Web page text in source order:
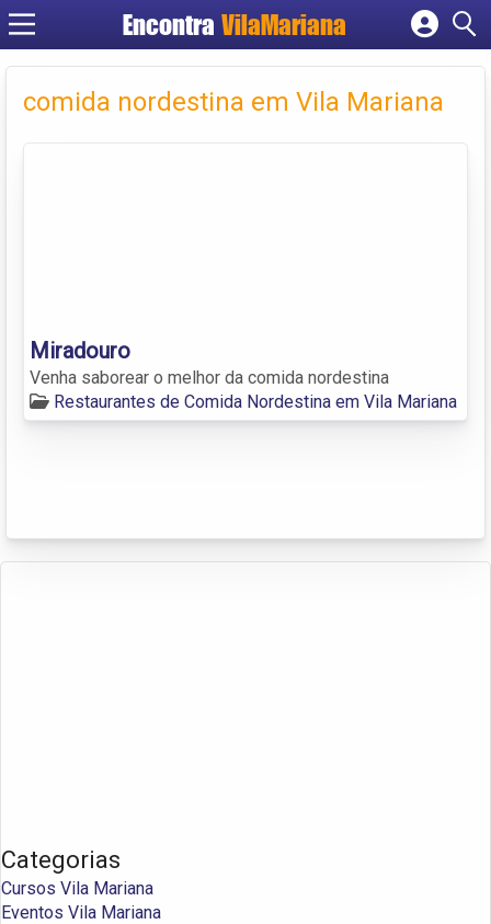
EncontraVilaMariana
Cadastrar empresa
Criar conta
comida nordestina em Vila Mariana
Miradouro
Venha saborear o melhor da comida nordestina
Restaurantes de Comida Nordestina em Vila Mariana
Categorias
Cursos Vila Mariana
Eventos Vila Mariana